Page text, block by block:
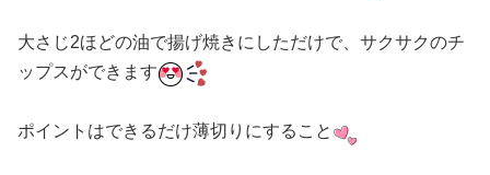
大さじ2ほどの油で揚げ焼きにしただけで、サクサクのチ
ップスができます
ポイントはできるだけ薄切りにすること